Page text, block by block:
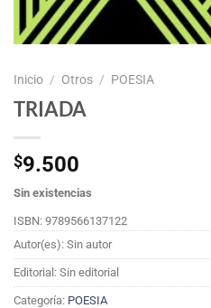
Inicio / Otros / POESIA
TRIADA
$9.500
Sin existencias
ISBN: 9789566137122
Autor(es): Sin autor
Editorial: Sin editorial
Categoría: POESIA